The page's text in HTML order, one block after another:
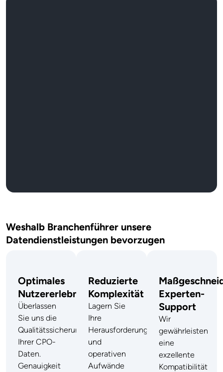
Weshalb Branchenführer unsere
Datendienstleistungen bevorzugen
Optimales
Nutzererlebnis
Überlassen
Sie uns die
Qualitätssicherung
Ihrer CPO-
Daten.
Genauigkeit
Reduzierte
Komplexität
Lagern Sie
Ihre
Herausforderungen
und
operativen
Aufwände
Experten-
Support
Wir
gewährleisten
eine
exzellente
Kompatibilität